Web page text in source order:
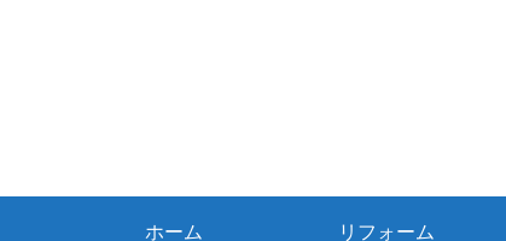
ホーム リフォーム